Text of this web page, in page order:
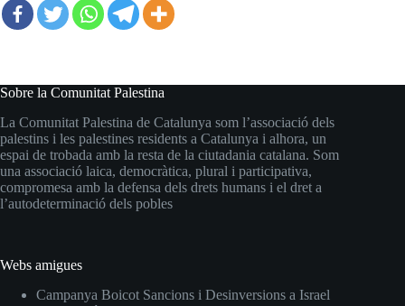
Sobre la Comunitat Palestina
La Comunitat Palestina de Catalunya som l’associació dels
palestins i les palestines residents a Catalunya i alhora, un
espai de trobada amb la resta de la ciutadania catalana. Som
una associació laica, democràtica, plural i participativa,
compromesa amb la defensa dels drets humans i el dret a
l’autodeterminació dels pobles
Webs amigues
Campanya Boicot Sancions i Desinversions a Israel